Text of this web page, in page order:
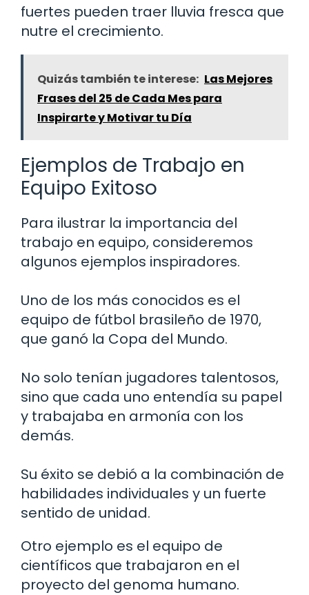
fuertes pueden traer lluvia fresca que
nutre el crecimiento.
Quizás también te interese: Las Mejores
Frases del 25 de Cada Mes para
Inspirarte y Motivar tu Día
Ejemplos de Trabajo en
Equipo Exitoso
Para ilustrar la importancia del
trabajo en equipo, consideremos
algunos ejemplos inspiradores.
Uno de los más conocidos es el
equipo de fútbol brasileño de 1970,
que ganó la Copa del Mundo.
No solo tenían jugadores talentosos,
sino que cada uno entendía su papel
y trabajaba en armonía con los
demás.
Su éxito se debió a la combinación de
habilidades individuales y un fuerte
sentido de unidad.
Otro ejemplo es el equipo de
científicos que trabajaron en el
proyecto del genoma humano.